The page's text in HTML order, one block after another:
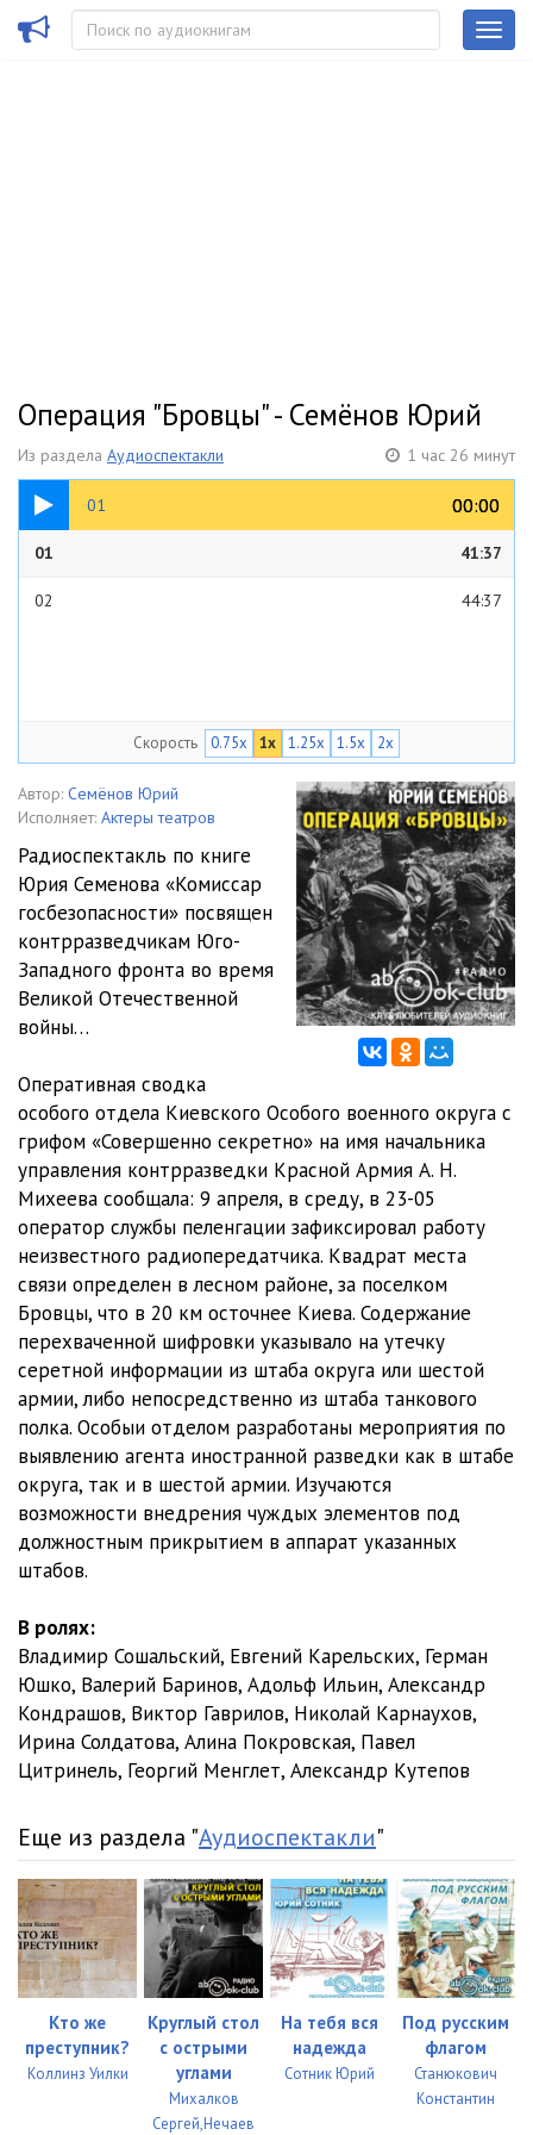
Операция "Бровцы" - Семёнов Юрий
Из раздела Аудиоспектакли 1 час 26 минут
01 00:00
00:00
41:37
01 41:37
02 44:37
Скорость 0.75x 1x 1.25x 1.5x 2x
Автор: Семёнов Юрий
Исполняет: Актеры театров
Радиоспектакль по книге
Юрия Семенова «Комиссар
госбезопасности» посвящен
контрразведчикам Юго-
Западного фронта во время
Великой Отечественной
войны…
Оперативная сводка
особого отдела Киевского Особого военного округа с
грифом «Совершенно секретно» на имя начальника
управления контрразведки Красной Армия А. Н.
Михеева сообщала: 9 апреля, в среду, в 23-05
оператор службы пеленгации зафиксировал работу
неизвестного радиопередатчика. Квадрат места
связи определен в лесном районе, за поселком
Бровцы, что в 20 км осточнее Киева. Содержание
перехваченной шифровки указывало на утечку
серетной информации из штаба округа или шестой
армии, либо непосредственно из штаба танкового
полка. Особыи отделом разработаны мероприятия по
выявлению агента иностранной разведки как в штабе
округа, так и в шестой армии. Изучаются
возможности внедрения чуждых элементов под
должностным прикрытием в аппарат указанных
штабов.
В ролях:
Владимир Сошальский, Евгений Карельских, Герман
Юшко, Валерий Баринов, Адольф Ильин, Александр
Кондрашов, Виктор Гаврилов, Николай Карнаухов,
Ирина Солдатова, Алина Покровская, Павел
Цитринель, Георгий Менглет, Александр Кутепов
Еще из раздела "Аудиоспектакли"
Кто же
преступник?
Коллинз Уилки
Круглый стол
с острыми
углами
Михалков
Сергей,Нечаев
На тебя вся
надежда
Сотник Юрий
Под русским
флагом
Станюкович
Константин